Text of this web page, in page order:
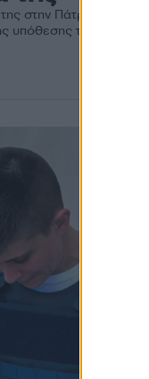
στην Πάτρα - Το
υπόθεσης της